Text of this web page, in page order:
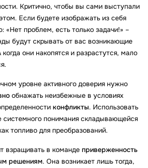
Критично, чтобы вы сами выступали
Если будете изображать из себя
«Нет проблем, есть только задачи!» –
будут скрывать от вас возникающие
они накопятся и разрастутся, мало
уровне активного доверия нужно
обнажать неизбежные в условиях
конфликты. Использовать
системного понимания складывающейся
топливо для преобразований.
взращивать в команде приверженность
решениям. Она возникает лишь тогда,